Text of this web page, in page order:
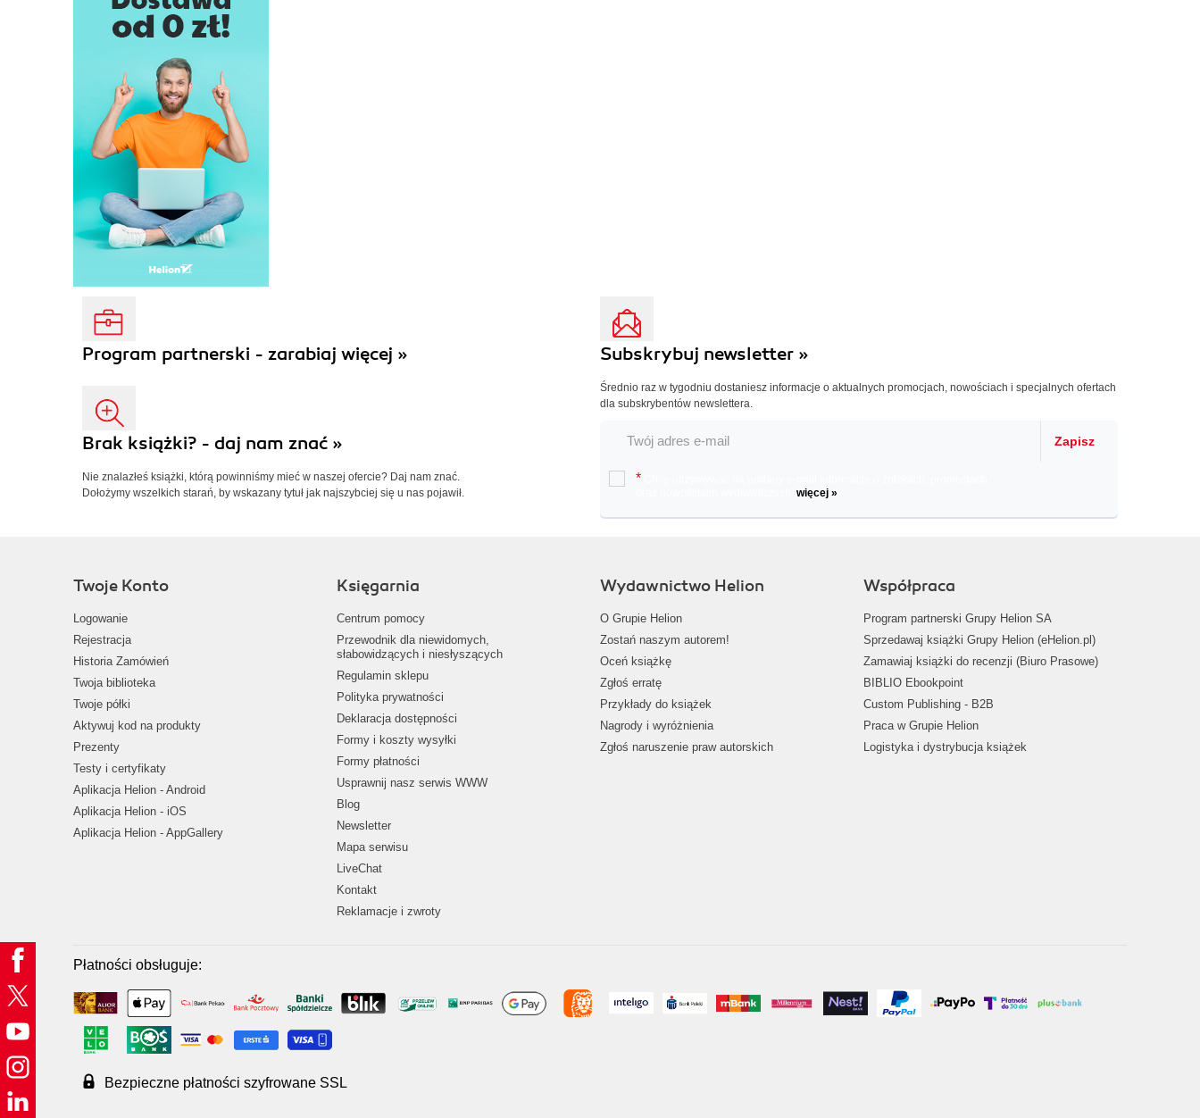
Program partnerski - zarabiaj więcej »
Brak książki? - daj nam znać »
Nie znalazłeś książki, którą powinniśmy mieć w naszej ofercie? Daj nam znać.
Dołożymy wszelkich starań, by wskazany tytuł jak najszybciej się u nas pojawił.
Subskrybuj newsletter »
Średnio raz w tygodniu dostaniesz informacje o aktualnych promocjach, nowościach i specjalnych ofertach
dla subskrybentów newslettera.
Zapisz
*
więcej »
Twoje Konto
Logowanie
Rejestracja
Historia Zamówień
Twoja biblioteka
Twoje półki
Aktywuj kod na produkty
Prezenty
Testy i certyfikaty
Aplikacja Helion - Android
Aplikacja Helion - iOS
Aplikacja Helion - AppGallery
Księgarnia
Centrum pomocy
Przewodnik dla niewidomych,
słabowidzących i niesłyszących
Regulamin sklepu
Polityka prywatności
Deklaracja dostępności
Formy i koszty wysyłki
Formy płatności
Usprawnij nasz serwis WWW
Blog
Newsletter
Mapa serwisu
LiveChat
Kontakt
Reklamacje i zwroty
Wydawnictwo Helion
O Grupie Helion
Zostań naszym autorem!
Oceń książkę
Zgłoś erratę
Przykłady do książek
Nagrody i wyróżnienia
Zgłoś naruszenie praw autorskich
Współpraca
Program partnerski Grupy Helion SA
Sprzedawaj książki Grupy Helion (eHelion.pl)
Zamawiaj książki do recenzji (Biuro Prasowe)
BIBLIO Ebookpoint
Custom Publishing - B2B
Praca w Grupie Helion
Logistyka i dystrybucja książek
Płatności obsługuje:
Bezpieczne płatności szyfrowane SSL